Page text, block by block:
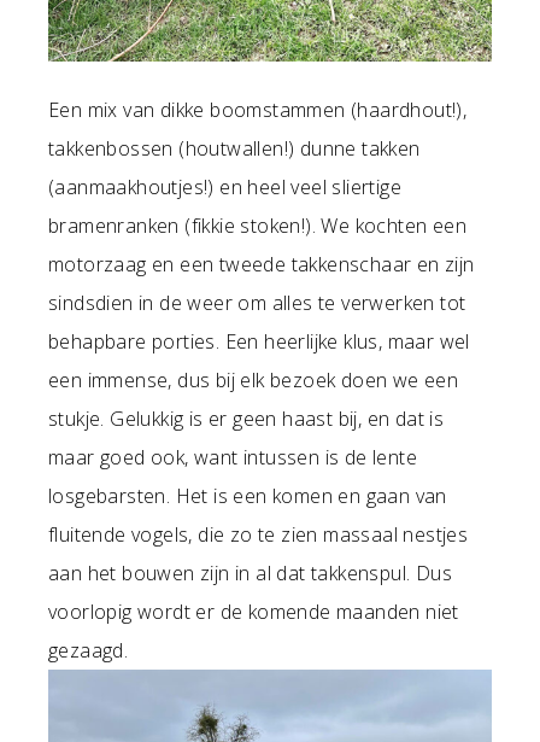
Een mix van dikke boomstammen (haardhout!),
takkenbossen (houtwallen!) dunne takken
(aanmaakhoutjes!) en heel veel sliertige
bramenranken (fikkie stoken!). We kochten een
motorzaag en een tweede takkenschaar en zijn
sindsdien in de weer om alles te verwerken tot
behapbare porties. Een heerlijke klus, maar wel
een immense, dus bij elk bezoek doen we een
stukje. Gelukkig is er geen haast bij, en dat is
maar goed ook, want intussen is de lente
losgebarsten. Het is een komen en gaan van
fluitende vogels, die zo te zien massaal nestjes
aan het bouwen zijn in al dat takkenspul. Dus
voorlopig wordt er de komende maanden niet
gezaagd.